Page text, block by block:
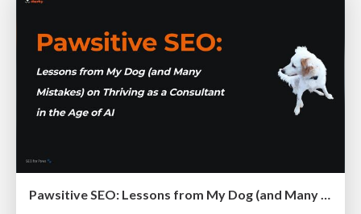
Pawsitive SEO: Lessons from My Dog (and Many Mistakes) on Thriving as a Consultant in the Age of AI